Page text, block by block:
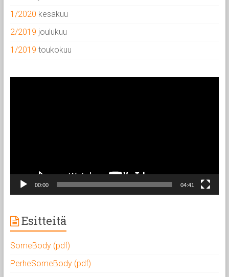
1/2020 kesäkuu
2/2019 joulukuu
1/2019 toukokuu
00:00 04:41
Esitteitä
SomeBody (pdf)
PerheSomeBody (pdf)